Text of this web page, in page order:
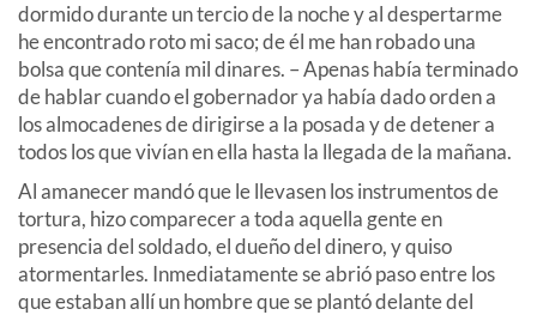
dormido durante un tercio de la noche y al despertarme
he encontrado roto mi saco; de él me han robado una
bolsa que contenía mil dinares. – Apenas había terminado
de hablar cuando el gobernador ya había dado orden a
los almocadenes de dirigirse a la posada y de detener a
todos los que vivían en ella hasta la llegada de la mañana.
Al amanecer mandó que le llevasen los instrumentos de
tortura, hizo comparecer a toda aquella gente en
presencia del soldado, el dueño del dinero, y quiso
atormentarles. Inmediatamente se abrió paso entre los
que estaban allí un hombre que se plantó delante del